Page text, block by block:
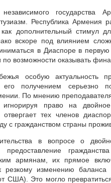
государства
Республика Армения
дополнительный стимул
вскоре под влиянием
в Диаспоре в первую
по возможности оказывать
особую актуальность
его получением серьезно
По мнению
право на двойное
отвергает тех членов
с гражданством страны
в вопросе о
предоставление
армянам, их прямое
резкому изменению баланса
США). Это могло